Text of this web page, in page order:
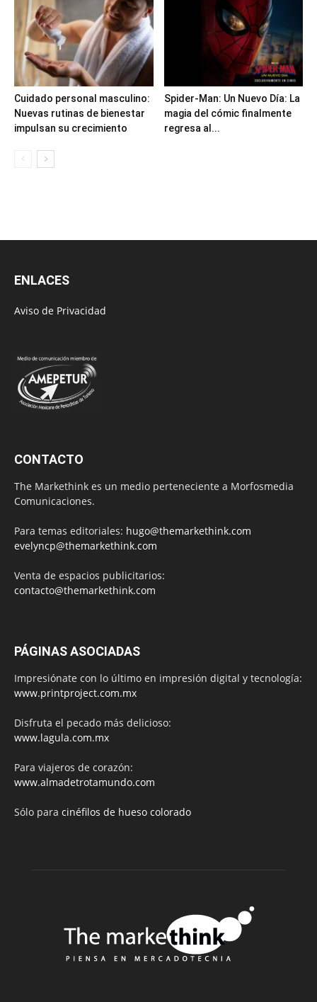
Cuidado personal masculino:
Nuevas rutinas de bienestar
impulsan su crecimiento
Spider-Man: Un Nuevo Día: La
magia del cómic finalmente
regresa al...
ENLACES
Aviso de Privacidad
CONTACTO
The Markethink es un medio perteneciente a Morfosmedia
Comunicaciones.
Para temas editoriales: hugo@themarkethink.com
evelyncp@themarkethink.com
Venta de espacios publicitarios:
contacto@themarkethink.com
PÁGINAS ASOCIADAS
Impresiónate con lo último en impresión digital y tecnología:
www.printproject.com.mx
Disfruta el pecado más delicioso:
www.lagula.com.mx
Para viajeros de corazón:
www.almadetrotamundo.com
Sólo para cinéfilos de hueso colorado